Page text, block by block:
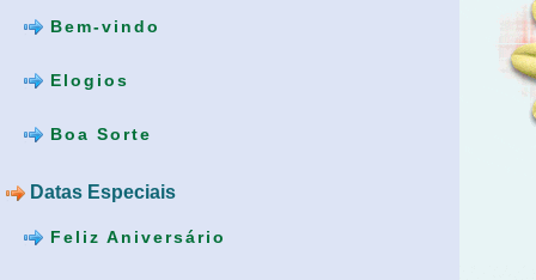
Bem-vindo
Elogios
Boa Sorte
Datas Especiais
Feliz Aniversário